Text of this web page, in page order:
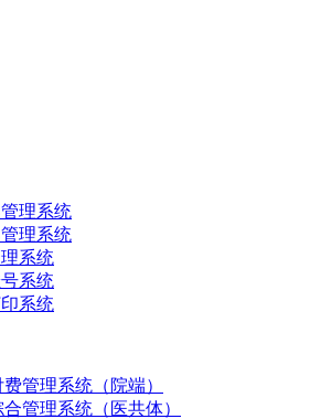
理系统
理系统
系统
系统
系统
管理系统（院端）
管理系统（医共体）